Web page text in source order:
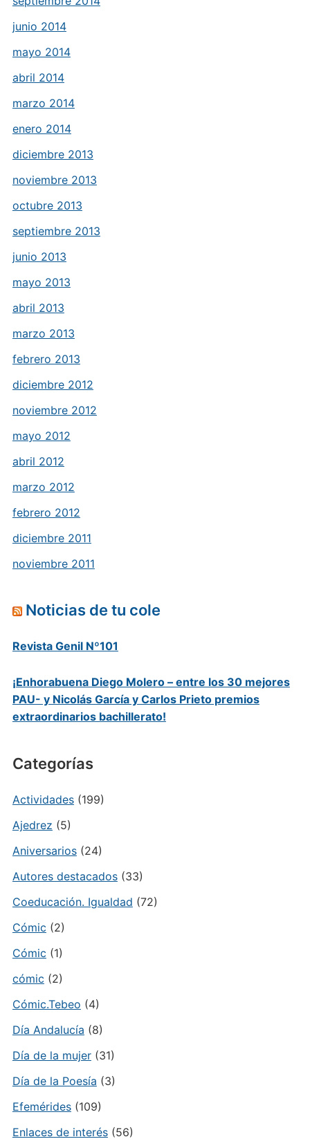
junio 2014
mayo 2014
abril 2014
marzo 2014
enero 2014
diciembre 2013
noviembre 2013
octubre 2013
septiembre 2013
junio 2013
mayo 2013
abril 2013
marzo 2013
febrero 2013
diciembre 2012
noviembre 2012
mayo 2012
abril 2012
marzo 2012
febrero 2012
diciembre 2011
noviembre 2011
Noticias de tu cole
Revista Genil Nº101
¡Enhorabuena Diego Molero – entre los 30 mejores
PAU- y Nicolás García y Carlos Prieto premios
extraordinarios bachillerato!
Categorías
Actividades(199)
Ajedrez (5)
Aniversarios(24)
Autores destacados(33)
Coeducación. Igualdad (72)
Cómic (2)
Cómic (1)
cómic (2)
Cómic.Tebeo (4)
Día Andalucía (8)
Día de la mujer(31)
Día de la Poesía (3)
Efemérides(109)
Enlaces de interés(56)